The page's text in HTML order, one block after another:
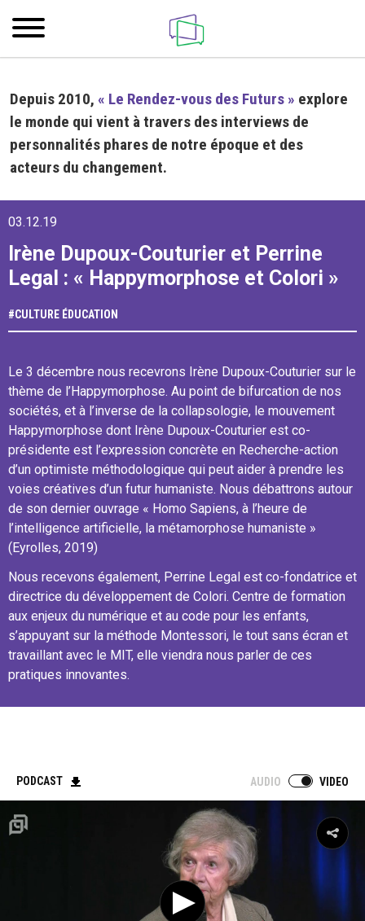
Depuis 2010, « Le Rendez-vous des Futurs » explore
le monde qui vient à travers des interviews de
personnalités phares de notre époque et des
acteurs du changement.
03.12.19
Irène Dupoux-Couturier et Perrine
Legal : « Happymorphose et Colori »
#CULTURE ÉDUCATION
Le 3 décembre nous recevrons Irène Dupoux-Couturier sur le
thème de l’Happymorphose. Au point de bifurcation de nos
sociétés, et à l’inverse de la collapsologie, le mouvement
Happymorphose dont Irène Dupoux-Couturier est co-
présidente est l’expression concrète en Recherche-action
d’un optimiste méthodologique qui peut aider à prendre les
voies créatives d’un futur humaniste. Nous débattrons autour
de son dernier ouvrage « Homo Sapiens, à l’heure de
l’intelligence artificielle, la métamorphose humaniste »
(Eyrolles, 2019)
Nous recevons également, Perrine Legal est co-fondatrice et
directrice du développement de Colori. Centre de formation
aux enjeux du numérique et au code pour les enfants,
s’appuyant sur la méthode Montessori, le tout sans écran et
travaillant avec le MIT, elle viendra nous parler de ces
pratiques innovantes.
PODCAST AUDIO VIDEO